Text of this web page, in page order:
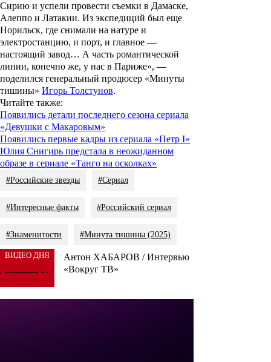
Сирию и успели провести съемки в Дамаске,
Алеппо и Латакии. Из экспедиций был еще
Норильск, где снимали на натуре и
электростанцию, и порт, и главное —
настоящий завод… А часть романтической
линии, конечно же, у нас в Париже», —
поделился генеральный продюсер «Минуты
тишины» Игорь Толстунов.
Читайте также:
Появились детали последнего сезона сериала
«Девушки с Макаровым»
Появились первые кадры из сериала «Петр I»
Юлия Снигирь предстала в неожиданном
образе в сериале «Танго на осколках»
#Российские звезды #Сериал
#Интересные факты #Российский сериал
#Знаменитости #Минута тишины (2025)
ВИДЕО ДНЯ
Антон ХАБАРОВ / Интервью
«Вокруг ТВ»